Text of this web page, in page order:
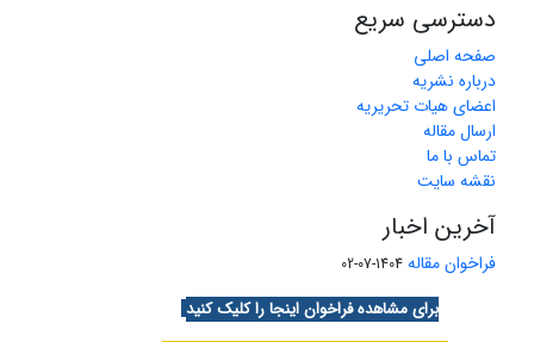
دسترسی سریع
صفحه اصلی
درباره نشریه
اعضای هیات تحریریه
ارسال مقاله
تماس با ما
نقشه سایت
آخرین اخبار
فراخوان مقاله 1404-07-02
برای مشاهده فراخوان اینجا را کلیک کنید